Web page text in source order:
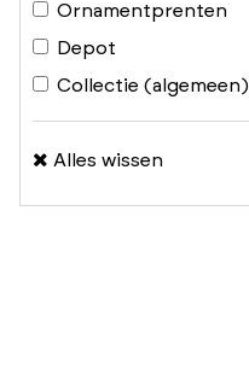
Ornamentprenten
Depot
Collectie (algemeen)
Alles wissen